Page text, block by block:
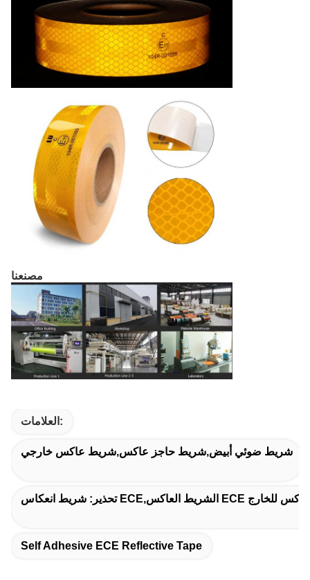
مصنعنا
العلامات:
شريط ضوئي أبيض,شريط حاجز عاكس,شريط عاكس خارجي
Self Adhesive ECE Reflective Tape